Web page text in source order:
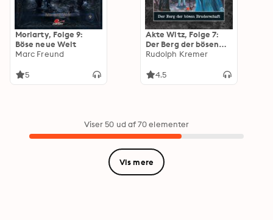
Moriarty, Folge 9:
Böse neue Welt
Marc Freund
5
Akte Witz, Folge 7:
Der Berg der bösen
Bruderschaft
Rudolph Kremer
4.5
Viser 50 ud af 70 elementer
Vis mere